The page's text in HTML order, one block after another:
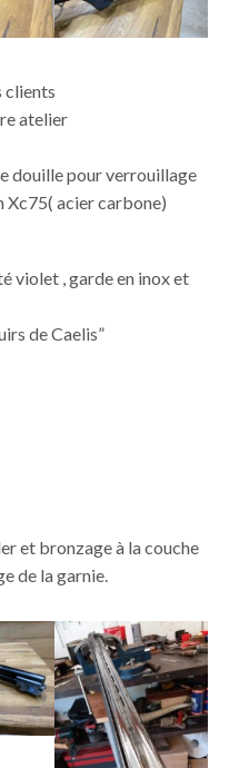
clients
atelier
douille pour verrouillage
Xc75( acier carbone)
violet , garde en inox et
de Caelis”
et bronzage à la couche
de la garnie.